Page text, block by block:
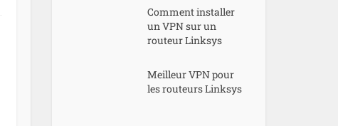
Comment installer
un VPN sur un
routeur Linksys
Meilleur VPN pour
les routeurs Linksys